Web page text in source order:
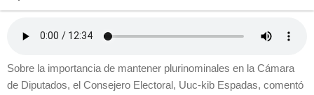
Sobre la importancia de mantener plurinominales en la Cámara
de Diputados, el Consejero Electoral, Uuc-kib Espadas, comentó